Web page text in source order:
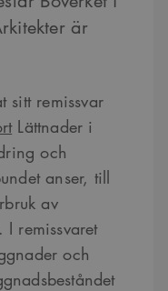
är
sitt remissvar
Lättnader i
och
anser, till
av
I remissvaret
och